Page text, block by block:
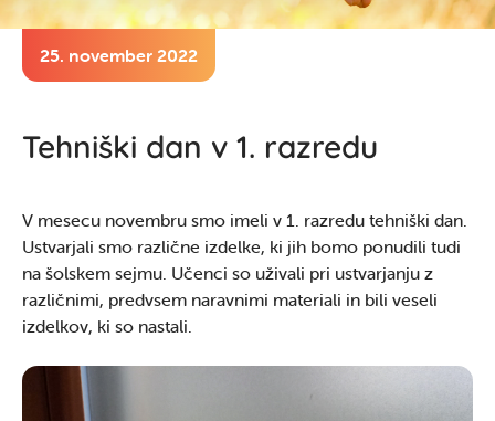
25. november 2022
Tehniški dan v 1. razredu
V mesecu novembru smo imeli v 1. razredu tehniški dan.
Ustvarjali smo različne izdelke, ki jih bomo ponudili tudi
na šolskem sejmu. Učenci so uživali pri ustvarjanju z
različnimi, predvsem naravnimi materiali in bili veseli
izdelkov, ki so nastali.